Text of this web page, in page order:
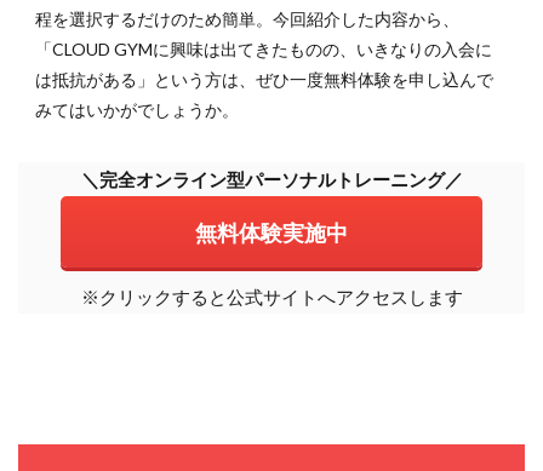
程を選択するだけのため簡単。今回紹介した内容から、
「CLOUD GYMに興味は出てきたものの、いきなりの入会に
は抵抗がある」という方は、ぜひ一度無料体験を申し込んで
みてはいかがでしょうか。
＼完全オンライン型パーソナルトレーニング／
無料体験実施中
※クリックすると公式サイトへアクセスします